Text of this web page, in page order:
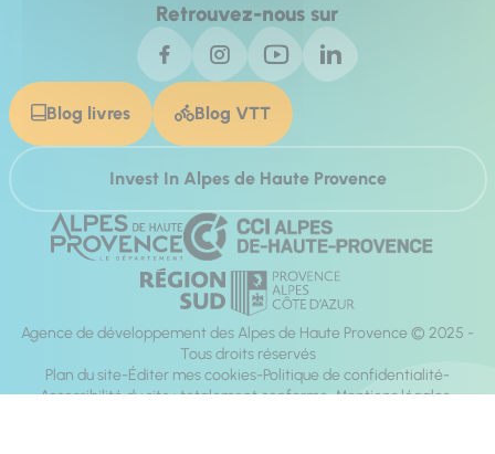
Retrouvez-nous sur
Blog livres Blog VTT
Invest In Alpes de Haute Provence
Agence de développement des Alpes de Haute Provence © 2025 -
Tous droits réservés
Plan du site Éditer mes cookies Politique de confidentialité
Accessibilité du site : totalement conforme Mentions légales